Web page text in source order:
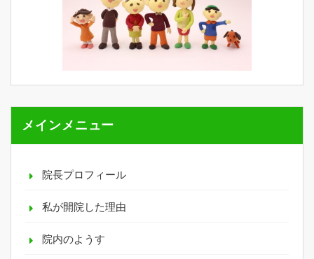
メインメニュー
院長プロフィール
私が開院した理由
院内のようす